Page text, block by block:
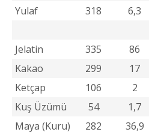
Yulaf
318 6,3
Jelatin 335 86
Kakao
299 17
Ketçap
106 2
Kuş Üzümü
54 1,7
Maya (Kuru)
282 36,9